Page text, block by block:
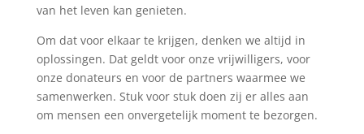
van het leven kan genieten.
Om dat voor elkaar te krijgen, denken we altijd in
oplossingen. Dat geldt voor onze vrijwilligers, voor
onze donateurs en voor de partners waarmee we
samenwerken. Stuk voor stuk doen zij er alles aan
om mensen een onvergetelijk moment te bezorgen.